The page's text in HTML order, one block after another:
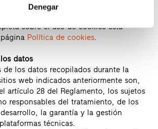
Denegar
técnicas (de navegación y
sobre el uso de cookies está
Política de cookies.
datos
de los datos recopilados durante la
web indicados anteriormente son,
artículo 28 del Reglamento, los sujetos
responsables del tratamiento, de los
la garantía y la gestión
técnicas.